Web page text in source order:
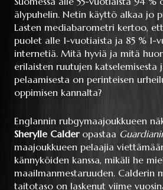
älypuhelin. Netin käyttö alkaa jo
Lasten mediabarometri kertoo,
puolet alle 1-vuotiaista ja 85 % 1-
internetiä. Mitä hyviä ja mitä
erilaisten ruutujen katselemisesta
pelaamisesta on perinteisen
oppimisen kannalta?
Englannin rubgymaajoukkueen
Sherylle Calderopastaa
maajoukkueen pelaajia
kännyköiden kanssa, mikäli he
maailmanmestaruuden. Calderin
taitotaso on laskenut viime